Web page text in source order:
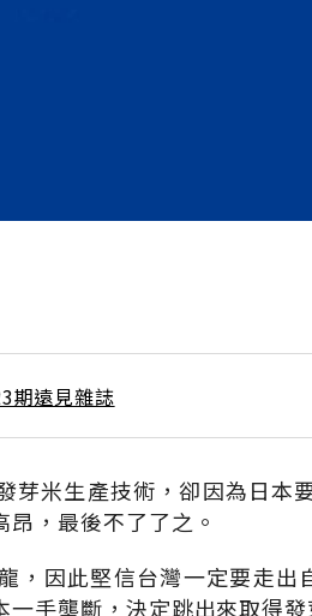
期遠見雜誌
芽米生產技術，卻因為日本
，最後不了了之。
，因此堅信台灣一定要走出
手壟斷，決定跳出來取得發